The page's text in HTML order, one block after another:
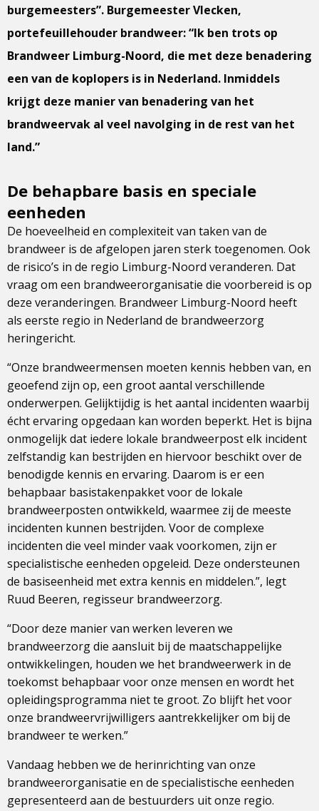
burgemeesters”. Burgemeester Vlecken,
portefeuillehouder brandweer: “Ik ben trots op
Brandweer Limburg-Noord, die met deze benadering
een van de koplopers is in Nederland. Inmiddels
krijgt deze manier van benadering van het
brandweervak al veel navolging in de rest van het
land.”
De behapbare basis en speciale
eenheden
De hoeveelheid en complexiteit van taken van de
brandweer is de afgelopen jaren sterk toegenomen. Ook
de risico’s in de regio Limburg-Noord veranderen. Dat
vraag om een brandweerorganisatie die voorbereid is op
deze veranderingen. Brandweer Limburg-Noord heeft
als eerste regio in Nederland de brandweerzorg
heringericht.
“Onze brandweermensen moeten kennis hebben van, en
geoefend zijn op, een groot aantal verschillende
onderwerpen. Gelijktijdig is het aantal incidenten waarbij
écht ervaring opgedaan kan worden beperkt. Het is bijna
onmogelijk dat iedere lokale brandweerpost elk incident
zelfstandig kan bestrijden en hiervoor beschikt over de
benodigde kennis en ervaring. Daarom is er een
behapbaar basistakenpakket voor de lokale
brandweerposten ontwikkeld, waarmee zij de meeste
incidenten kunnen bestrijden. Voor de complexe
incidenten die veel minder vaak voorkomen, zijn er
specialistische eenheden opgeleid. Deze ondersteunen
de basiseenheid met extra kennis en middelen.”, legt
Ruud Beeren, regisseur brandweerzorg.
“Door deze manier van werken leveren we
brandweerzorg die aansluit bij de maatschappelijke
ontwikkelingen, houden we het brandweerwerk in de
toekomst behapbaar voor onze mensen en wordt het
opleidingsprogramma niet te groot. Zo blijft het voor
onze brandweervrijwilligers aantrekkelijker om bij de
brandweer te werken.”
Vandaag hebben we de herinrichting van onze
brandweerorganisatie en de specialistische eenheden
gepresenteerd aan de bestuurders uit onze regio.